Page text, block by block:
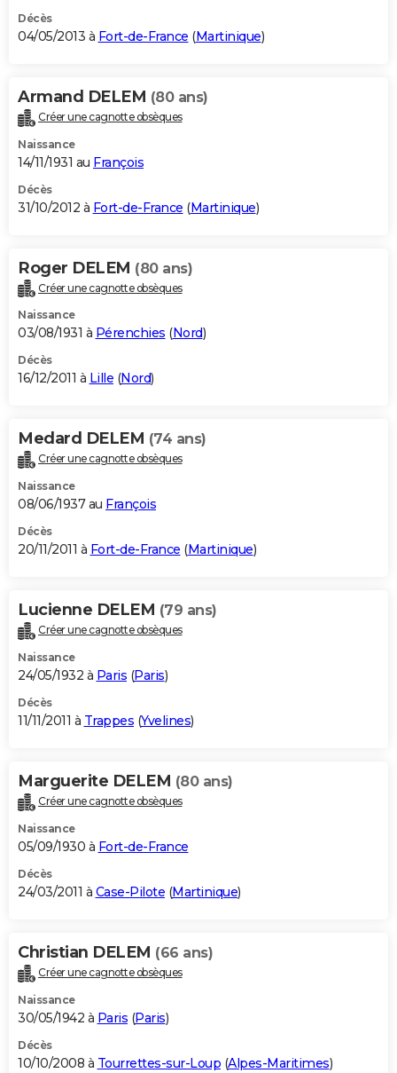
Décès
04/05/2013 à Fort-de-France (Martinique)
Armand DELEM (80 ans)
Créer une cagnotte obsèques
Naissance
14/11/1931 au François
Décès
31/10/2012 à Fort-de-France (Martinique)
Roger DELEM (80 ans)
Créer une cagnotte obsèques
Naissance
03/08/1931 à Pérenchies (Nord)
Décès
16/12/2011 à Lille (Nord)
Medard DELEM (74 ans)
Créer une cagnotte obsèques
Naissance
08/06/1937 au François
Décès
20/11/2011 à Fort-de-France (Martinique)
Lucienne DELEM (79 ans)
Créer une cagnotte obsèques
Naissance
24/05/1932 à Paris (Paris)
Décès
11/11/2011 à Trappes (Yvelines)
Marguerite DELEM (80 ans)
Créer une cagnotte obsèques
Naissance
05/09/1930 à Fort-de-France
Décès
24/03/2011 à Case-Pilote (Martinique)
Christian DELEM (66 ans)
Créer une cagnotte obsèques
Naissance
30/05/1942 à Paris (Paris)
Décès
10/10/2008 à Tourrettes-sur-Loup (Alpes-Maritimes)